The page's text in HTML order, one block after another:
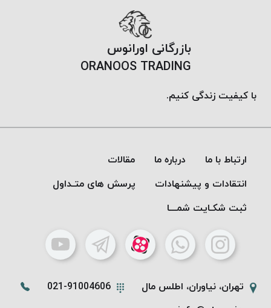
بازرگانی اورانوس
ORANOOS TRADING
با کیفیت زندگی کنیم.
ارتباط با ما درباره ما
مقالات
انتقادات و پیشنهادات
پرسش های متـداول
ثبت شکـایت شمـــا
تهران، نیاوران، اطلس مال
021-91004606